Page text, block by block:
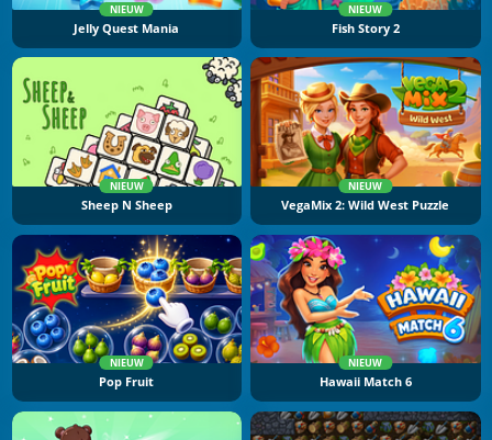
NIEUW
Jelly Quest Mania
NIEUW
Fish Story 2
NIEUW
Sheep N Sheep
NIEUW
VegaMix 2: Wild West Puzzle
NIEUW
Pop Fruit
NIEUW
Hawaii Match 6